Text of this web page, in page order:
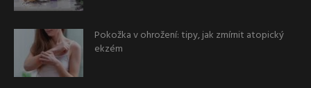
Pokožka v ohrožení: tipy, jak zmírnit atopický
ekzém